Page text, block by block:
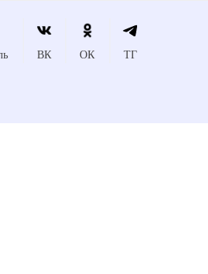
ВК ОК ТГ